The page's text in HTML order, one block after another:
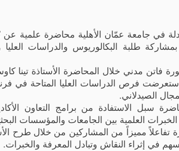
في جامعة عمّان الأهلية محاضرة علمية
طلبة البكالوريوس والدراسات العليا
فاتن مدني خلال المحاضرة الأستاذة تينا
فرص الدراسات العليا المتاحة في
الصيدلاني.
سبل الاستفادة من برامج التعاون
العلمية بين الجامعات والمؤسسات
مميزاً من المشاركين من خلال طرح
في إثراء النقاش وتبادل المعرفة والخبرات.